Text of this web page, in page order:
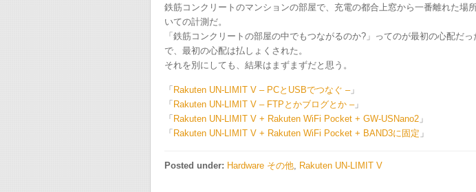
鉄筋コンクリートのマンションの部屋で、充電の都合上窓から一番離れた場
いての計測だ。
「鉄筋コンクリートの部屋の中でもつながるのか?」ってのが最初の心配だっ
で、最初の心配は払しょくされた。
それを別にしても、結果はまずまずだと思う。
「 Rakuten UN-LIMIT V – PCとUSBでつなぐ –」
「 Rakuten UN-LIMIT V – FTPとかブログとか –」
「 Rakuten UN-LIMIT V + Rakuten WiFi Pocket + GW-USNano2 」
「 Rakuten UN-LIMIT V + Rakuten WiFi Pocket + BAND3に固定 」
Posted under: Hardware その他, Rakuten UN-LIMIT V